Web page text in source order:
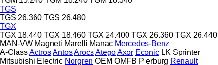
TGS
TGS 26.360 TGS 26.480
TGX
TGX 18.440 TGX 18.460 TGX 24.400 TGX 26.360 TGX 26.440
MAN-VW Magneti Marelli Manac Mercedes-Benz
A-ClassActrosAntosArocsAtegoAxor Econic LK Sprinter
Mitsubishi Electric Norgren OEM OMFB Pierburg Renault